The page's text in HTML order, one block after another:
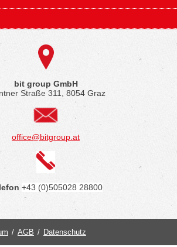
bit group GmbH
Straße 311, 8054 Graz
office@bitgroup.at
+43 (0)505028 28800
/ AGB / Datenschutz